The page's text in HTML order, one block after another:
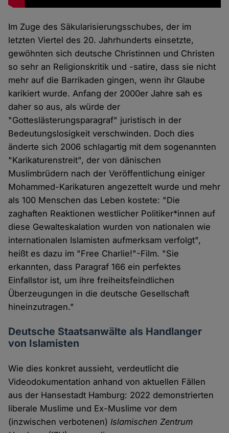
Im Zuge des Säkularisierungsschubes, der im
letzten Viertel des 20. Jahrhunderts einsetzte,
gewöhnten sich deutsche Christinnen und Christen
so sehr an Religionskritik und -satire, dass sie nicht
mehr auf die Barrikaden gingen, wenn ihr Glaube
karikiert wurde. Anfang der 2000er Jahre sah es
daher so aus, als würde der
"Gotteslästerungsparagraf" juristisch in der
Bedeutungslosigkeit verschwinden. Doch dies
änderte sich 2006 schlagartig mit dem sogenannten
"Karikaturenstreit", der von dänischen
Muslimbrüdern nach der Veröffentlichung einiger
Mohammed-Karikaturen angezettelt wurde und mehr
als 100 Menschen das Leben kostete: "Die
zaghaften Reaktionen westlicher Politiker*innen auf
diese Gewalteskalation wurden von nationalen wie
internationalen Islamisten aufmerksam verfolgt",
heißt es dazu im "Free Charlie!"-Film. "Sie
erkannten, dass Paragraf 166 ein perfektes
Einfallstor ist, um ihre freiheitsfeindlichen
Überzeugungen in die deutsche Gesellschaft
hineinzutragen."
Deutsche Staatsanwälte als Handlanger
von Islamisten
Wie dies konkret aussieht, verdeutlicht die
Videodokumentation anhand von aktuellen Fällen
aus der Hansestadt Hamburg: 2022 demonstrierten
liberale Muslime und Ex-Muslime vor dem
(inzwischen verbotenen)Islamischen Zentrum